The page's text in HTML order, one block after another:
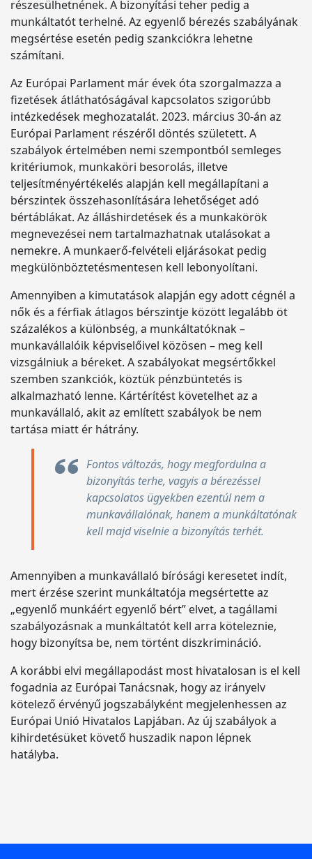
részesülhetnének. A bizonyítási teher pedig a
munkáltatót terhelné. Az egyenlő bérezés szabályának
megsértése esetén pedig szankciókra lehetne
számítani.
Az Európai Parlament már évek óta szorgalmazza a
fizetések átláthatóságával kapcsolatos szigorúbb
intézkedések meghozatalát. 2023. március 30-án az
Európai Parlament részéről döntés született. A
szabályok értelmében nemi szempontból semleges
kritériumok, munkaköri besorolás, illetve
teljesítményértékelés alapján kell megállapítani a
bérszintek összehasonlítására lehetőséget adó
bértáblákat. Az álláshirdetések és a munkakörök
megnevezései nem tartalmazhatnak utalásokat a
nemekre. A munkaerő-felvételi eljárásokat pedig
megkülönböztetésmentesen kell lebonyolítani.
Amennyiben a kimutatások alapján egy adott cégnél a
nők és a férfiak átlagos bérszintje között legalább öt
százalékos a különbség, a munkáltatóknak –
munkavállalóik képviselőivel közösen – meg kell
vizsgálniuk a béreket. A szabályokat megsértőkkel
szemben szankciók, köztük pénzbüntetés is
alkalmazható lenne. Kártérítést követelhet az a
munkavállaló, akit az említett szabályok be nem
tartása miatt ér hátrány.
Fontos változás, hogy megfordulna a
bizonyítás terhe, vagyis a bérezéssel
kapcsolatos ügyekben ezentúl nem a
munkavállalónak, hanem a munkáltatónak
kell majd viselnie a bizonyítás terhét.
Amennyiben a munkavállaló bírósági keresetet indít,
mert érzése szerint munkáltatója megsértette az
„egyenlő munkáért egyenlő bért” elvet, a tagállami
szabályozásnak a munkáltatót kell arra köteleznie,
hogy bizonyítsa be, nem történt diszkrimináció.
A korábbi elvi megállapodást most hivatalosan is el kell
fogadnia az Európai Tanácsnak, hogy az irányelv
kötelező érvényű jogszabályként megjelenhessen az
Európai Unió Hivatalos Lapjában. Az új szabályok a
kihirdetésüket követő huszadik napon lépnek
hatályba.